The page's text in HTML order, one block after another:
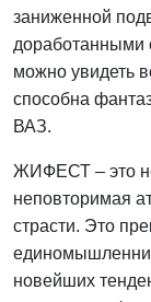
заниженной
доработанными
можно увидеть
способна
ВАЗ.
ЖИФЕСТ – это
неповторимая
страсти. Это
новейших